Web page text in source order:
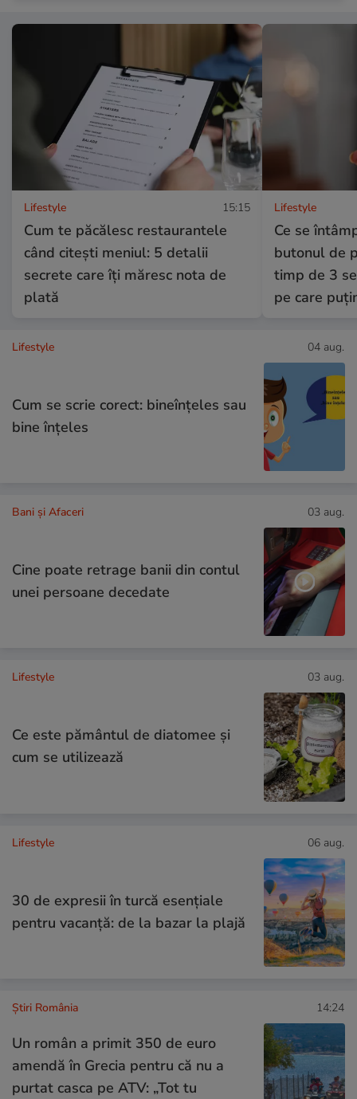
Lifestyle 15:15
Cum te păcălesc restaurantele
când citești meniul: 5 detalii
secrete care îți măresc nota de
plată
Lifestyle
Ce se
butonul de
timp de 3
pe care
Lifestyle 04 aug.
Cum se scrie corect: bineînțeles sau
bine înțeles
Bani și Afaceri 03 aug.
Cine poate retrage banii din contul
unei persoane decedate
Lifestyle 03 aug.
Ce este pământul de diatomee și
cum se utilizează
Lifestyle 06 aug.
30 de expresii în turcă esențiale
pentru vacanță: de la bazar la plajă
Știri România 14:24
Un român a primit 350 de euro
amendă în Grecia pentru că nu a
purtat casca pe ATV: „Tot tu